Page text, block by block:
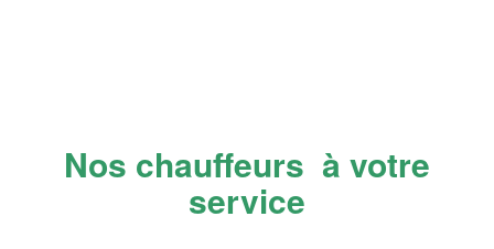
Nos chauffeurs à votre
service